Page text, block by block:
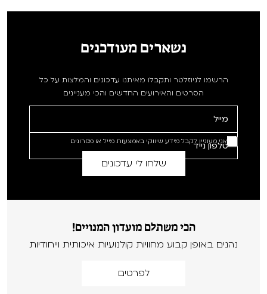
נשארים מעודכנים
הרשמו לניוזלטר ותקבלו מאיתנו עדכונים והמלצות על כל
הסרטים והאירועים החדשים והכי מעניינים
אני מעוניין לקבל מידע שיווקי באמצעות מייל או מסרונים
הכי משתלם מועדון המנויים!
נהנים באופן קבוע מחוויות קולנועיות איכותית וייחודיות
לפרטים